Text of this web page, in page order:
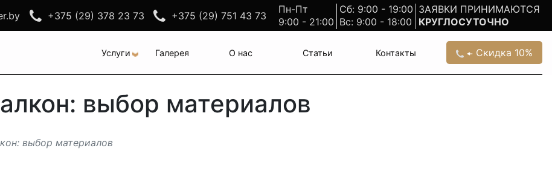
+375 (29) 378 23 73 +375 (29) 751 43 73
Пн-Пт
9:00 - 21:00
Сб: 9:00 - 19:00
Вс: 9:00 - 18:00
ЗАЯВКИ ПРИНИМАЮТСЯ
КРУГЛОСУТОЧНО
Услуги Галерея О нас Статьи Контакты Скидка 10%
выбор материалов
выбор материалов